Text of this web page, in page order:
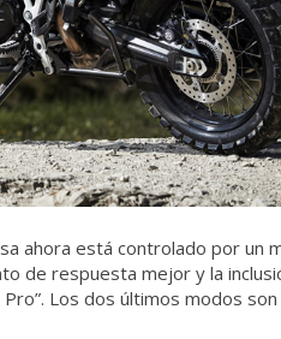
ahora está controlado por un
de respuesta mejor y la
Pro”. Los dos últimos modos